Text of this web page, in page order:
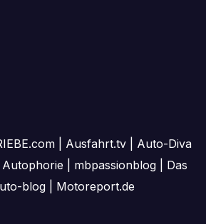
Ausfahrt.tv
Auto-Diva
Autophorie mbpassionblog
Das
blog Motoreport.de